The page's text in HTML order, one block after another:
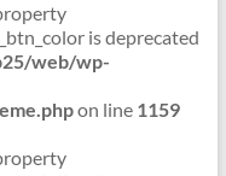
is deprecated
web/wp-
on line 1159